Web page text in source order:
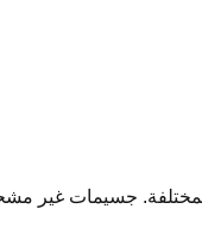
جسيمات غير